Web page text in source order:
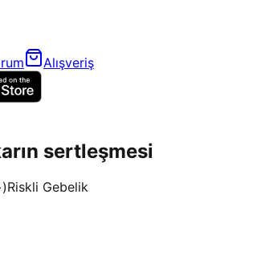
Alışveriş
sertleşmesi
Riskli Gebelik